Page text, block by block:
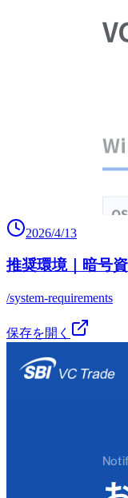
2026/4/13
推奨環境｜暗号
/system-requirements
保存を開く